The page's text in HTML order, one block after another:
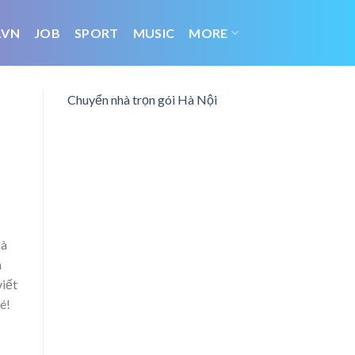
JOB SPORT MUSIC MORE
Chuyển nhà trọn gói Hà Nội